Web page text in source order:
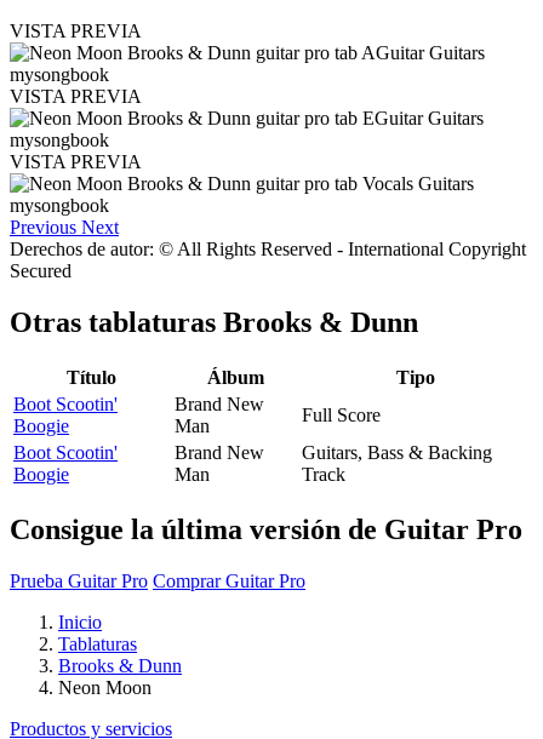
VISTA PREVIA
VISTA PREVIA
VISTA PREVIA
Previous Next
Derechos de autor: © All Rights Reserved - International Copyright
Secured
Otras tablaturas Brooks & Dunn
Título Álbum
Tipo
Boot Scootin'
Boogie
Brand New
Man
Full Score
Boot Scootin'
Boogie
Brand New
Man
Guitars, Bass & Backing
Track
Consigue la última versión de Guitar Pro
Prueba Guitar Pro Comprar Guitar Pro
Inicio
Tablaturas
Brooks & Dunn
Neon Moon
Productos y servicios